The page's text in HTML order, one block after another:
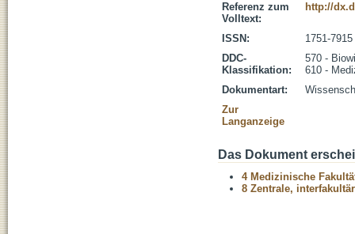
Referenz zum
Volltext:
http://
ISSN:
1751-7915
DDC-
Klassifikation:
570 -
610 -
Dokumentart:
Zur
Langanzeige
Das Dokument
4 Medizinische
8 Zentrale,